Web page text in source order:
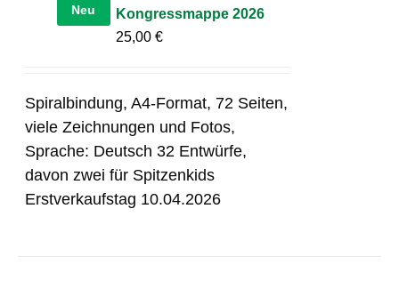
Neu
Kongressmappe 2026
25,00€
Spiralbindung, A4-Format, 72 Seiten,
viele Zeichnungen und Fotos,
Sprache: Deutsch 32 Entwürfe,
davon zwei für Spitzenkids
Erstverkaufstag 10.04.2026